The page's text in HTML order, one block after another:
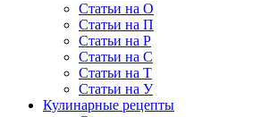
Статьи на О
Статьи на П
Статьи на Р
Статьи на С
Статьи на Т
Статьи на У
Кулинарные рецепты